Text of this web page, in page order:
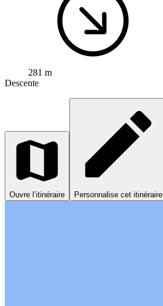
281 m
Descente
Ouvre l’itinéraire Personnalise cet itinéraire